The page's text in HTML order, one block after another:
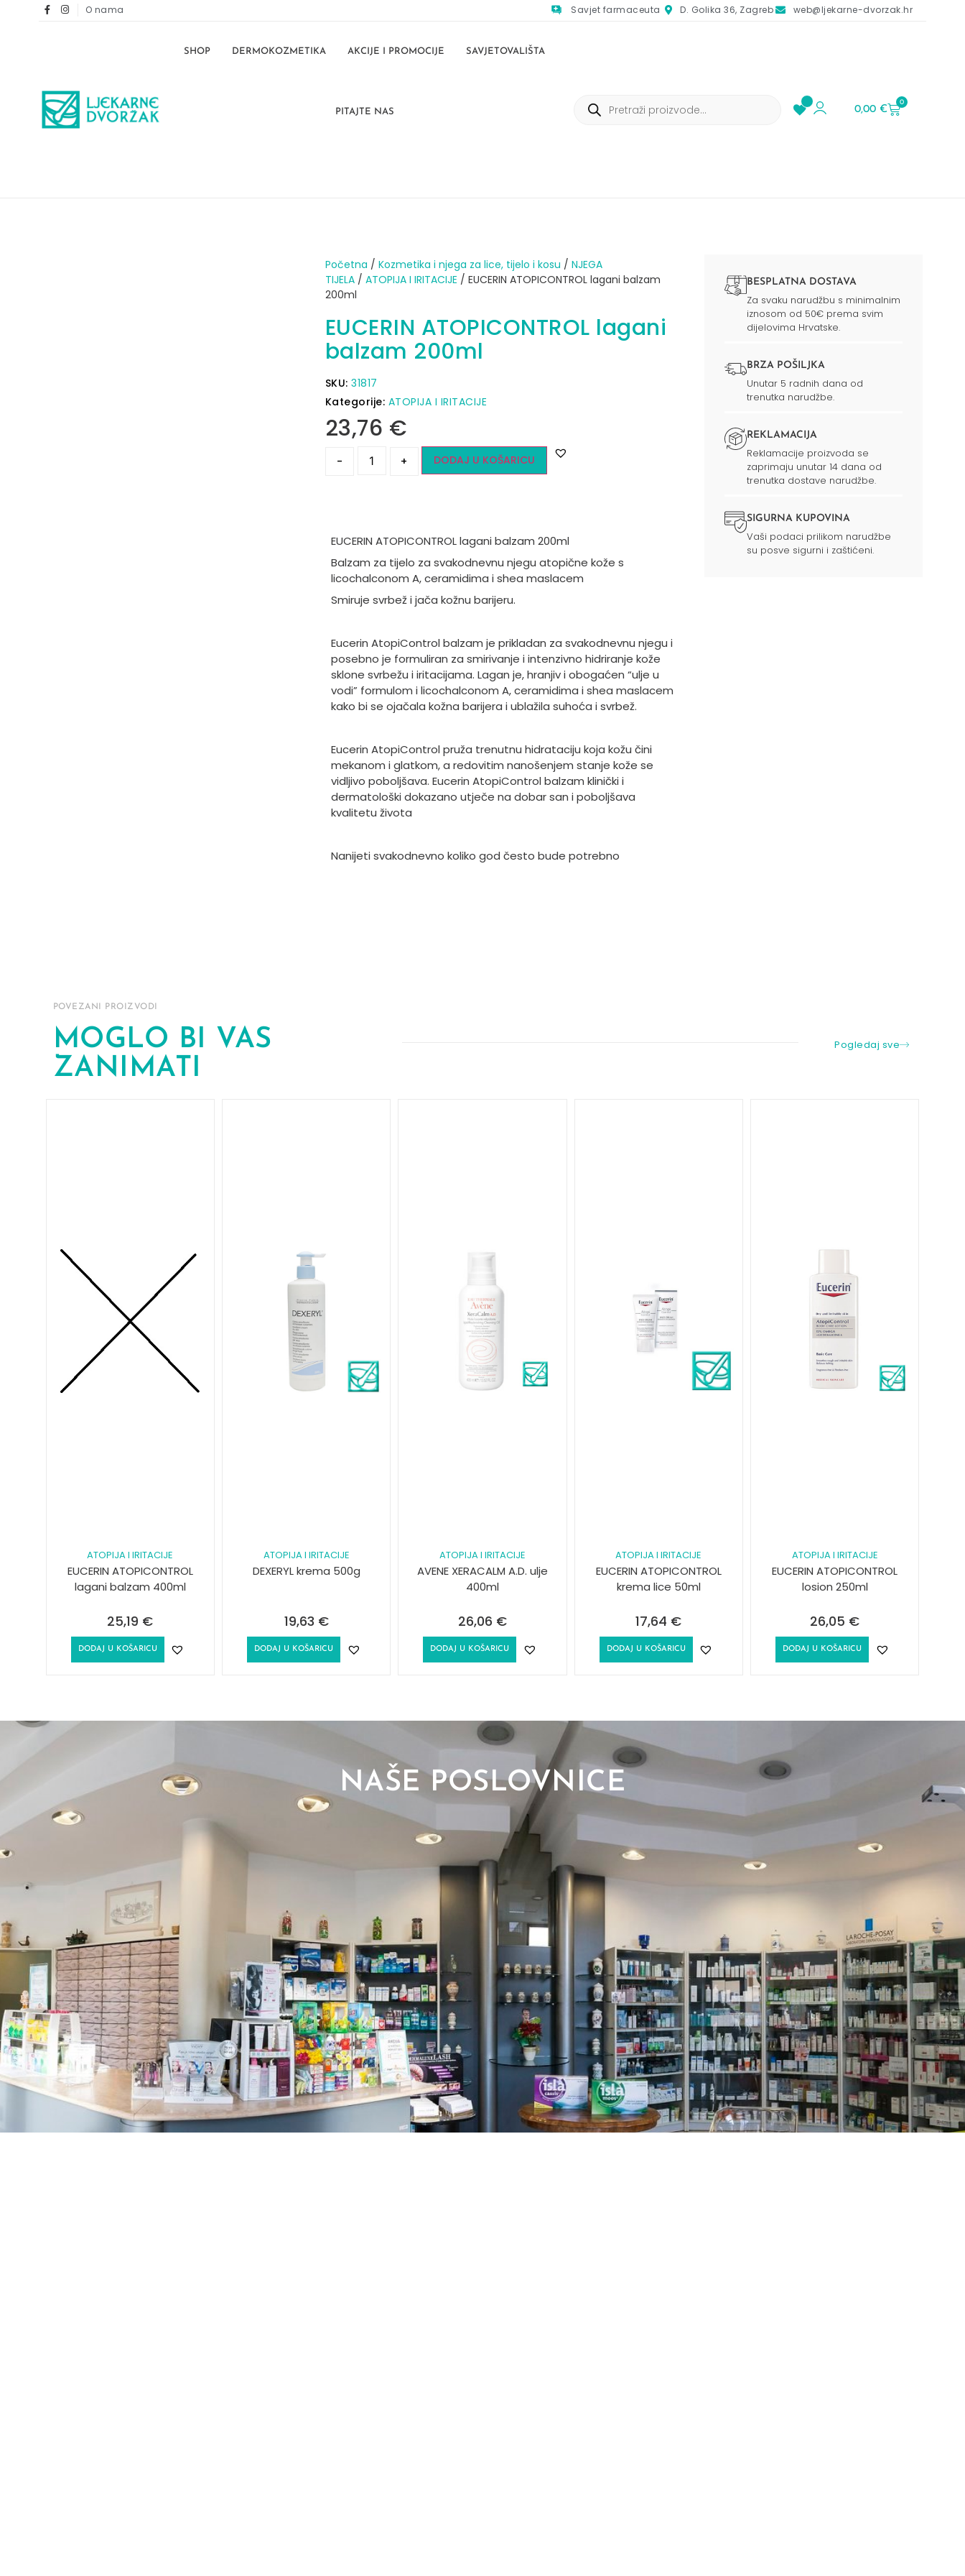
O nama Savjet farmaceuta D. Golika 36, Zagreb web@ljekarne-dvorzak.hr
SHOP DERMOKOZMETIKA AKCIJE I PROMOCIJE SAVJETOVALIŠTA
PITAJTE NAS 0,00€
0
Početna / Kozmetika i njega za lice, tijelo i kosu / NJEGA
TIJELA/ ATOPIJA I IRITACIJE / EUCERIN ATOPICONTROL lagani balzam
200ml
EUCERIN ATOPICONTROL lagani
balzam 200ml
SKU: 31817
Kategorije: ATOPIJA I IRITACIJE
23,76 €
- + DODAJ U KOŠARICU
EUCERIN ATOPICONTROL lagani balzam 200ml
Balzam za tijelo za svakodnevnu njegu atopične kože s
licochalconom A, ceramidima i shea maslacem
Smiruje svrbež i jača kožnu barijeru.
Eucerin AtopiControl balzam je prikladan za svakodnevnu njegu i
posebno je formuliran za smirivanje i intenzivno hidriranje kože
sklone svrbežu i iritacijama. Lagan je, hranjiv i obogaćen “ulje u
vodi” formulom i licochalconom A, ceramidima i shea maslacem
kako bi se ojačala kožna barijera i ublažila suhoća i svrbež.
Eucerin AtopiControl pruža trenutnu hidrataciju koja kožu čini
mekanom i glatkom, a redovitim nanošenjem stanje kože se
vidljivo poboljšava. Eucerin AtopiControl balzam klinički i
dermatološki dokazano utječe na dobar san i poboljšava
kvalitetu života
Nanijeti svakodnevno koliko god često bude potrebno
BESPLATNA DOSTAVA
Za svaku narudžbu s minimalnim
iznosom od 50€ prema svim
dijelovima Hrvatske.
BRZA POŠILJKA
Unutar 5 radnih dana od
trenutka narudžbe.
REKLAMACIJA
Reklamacije proizvoda se
zaprimaju unutar 14 dana od
trenutka dostave narudžbe.
SIGURNA KUPOVINA
Vaši podaci prilikom narudžbe
su posve sigurni i zaštićeni.
POVEZANI PROIZVODI
MOGLO BI VAS
ZANIMATI
Pogledaj sve
ATOPIJA I IRITACIJE
EUCERIN ATOPICONTROL
lagani balzam 400ml
25,19 €
DODAJ U KOŠARICU
ATOPIJA I IRITACIJE
DEXERYL krema 500g
19,63 €
DODAJ U KOŠARICU
ATOPIJA I IRITACIJE
AVENE XERACALM A.D. ulje
400ml
26,06 €
DODAJ U KOŠARICU
ATOPIJA I IRITACIJE
EUCERIN ATOPICONTROL
krema lice 50ml
17,64 €
DODAJ U KOŠARICU
ATOPIJA I IRITACIJE
EUCERIN ATOPICONTROL
losion 250ml
26,05 €
DODAJ U KOŠARICU
NAŠE POSLOVNICE